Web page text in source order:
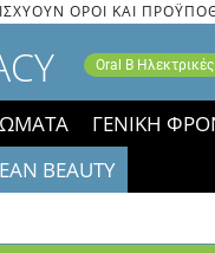
ΟΡΟΙ ΚΑΙ
Oral B
ΓΕΝΙΚΗ
BEAUTY
χαμηλές μας τιμές